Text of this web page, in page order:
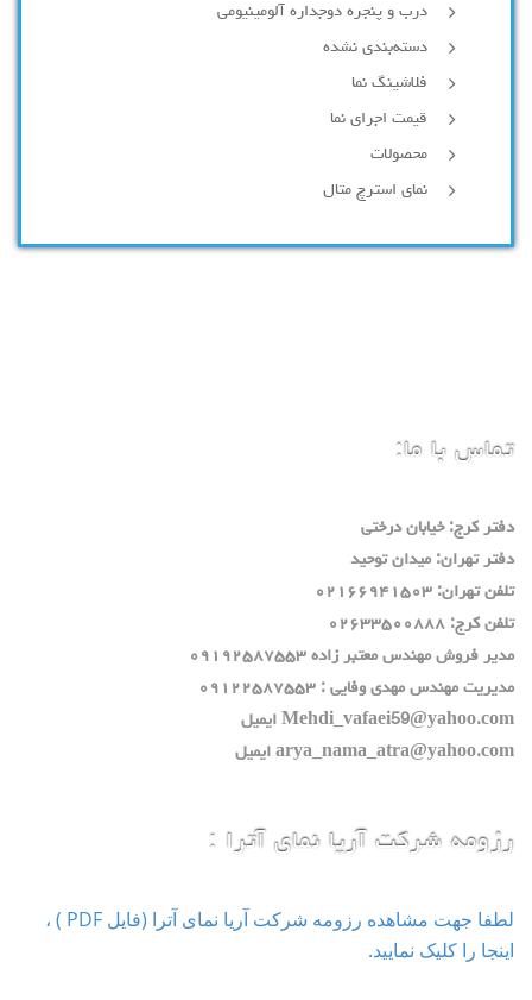
درب و پنجره دوجداره آلومینیومی
دسته‌بندی نشده
فلاشینگ نما
قیمت اجرای نما
محصولات
نمای استرچ متال
تماس با ما:
دفتر كرج: خيابان درختي
دفتر تهران: ميدان توحيد
تلفن تهران: ٠٢١٦٦٩٤١٥٠٣
تلفن كرج: ٠٢٦٣٣٥٠٠٨٨٨
مدير فروش مهندس معتبر زاده ٠٩١٩٢٥٨٧٥٥٣
مديريت مهندس مهدي وفايي : ٠٩١٢٢٥٨٧٥٥٣
Mehdi_vafaei59@yahoo.com ايميل
arya_nama_atra@yahoo.com ايميل
رزومه شرکت آریا نمای آترا :
لطفا جهت مشاهده رزومه شرکت آریا نمای آترا (فایل PDF ) ،
اینجا را کلیک نمایید.